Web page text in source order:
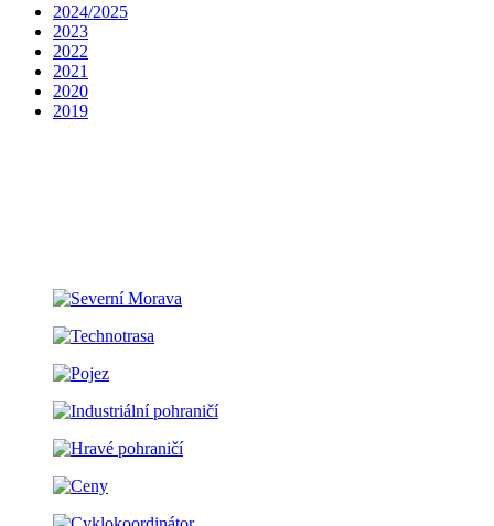
2024/2025
2023
2022
2021
2020
2019